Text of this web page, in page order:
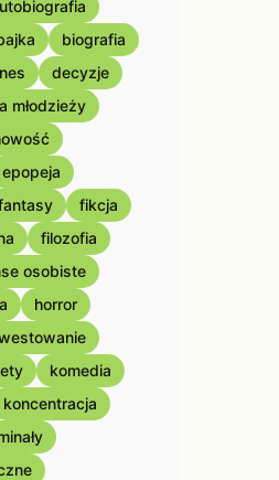
biografia
decyzje
młodzieży
epopeja
fikcja
filozofia
osobiste
horror
komedia
koncentracja